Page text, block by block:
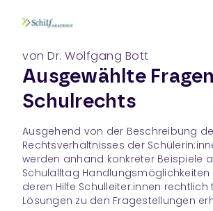
von Dr. Wolfgang Bott
Ausgewählte
Schulrechts
Ausgehend von der Beschreibung
Rechtsverhältnisses der
werden anhand konkreter Beispiele
Schulalltag
deren Hilfe Schulleiter:innen
Lösungen zu den Fragestellungen